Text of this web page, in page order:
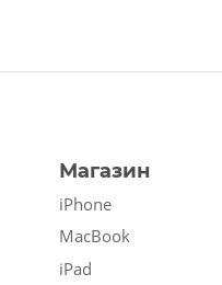
Магазин
iPhone
MacBook
iPad